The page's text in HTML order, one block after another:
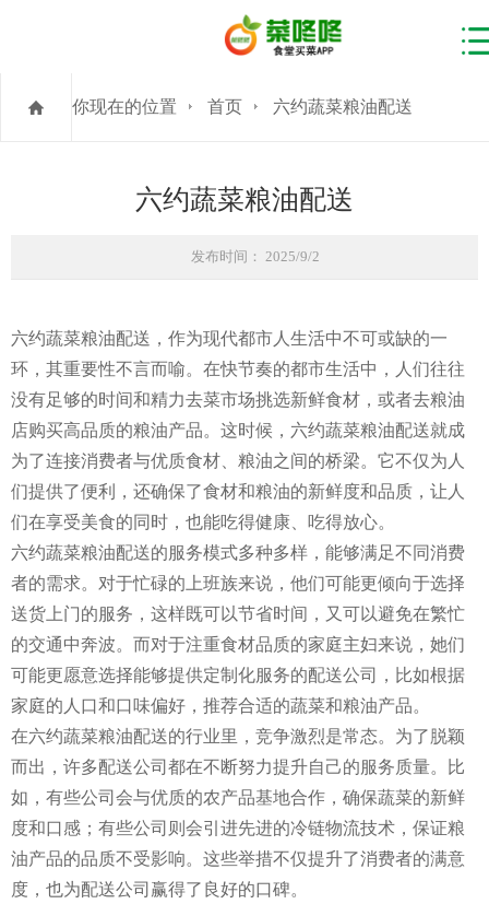
你现在的位置 首页 六约蔬菜粮油配送
六约蔬菜粮油配送
发布时间： 2025/9/2
六约蔬菜粮油配送，作为现代都市人生活中不可或缺的一
环，其重要性不言而喻。在快节奏的都市生活中，人们往往
没有足够的时间和精力去菜市场挑选新鲜食材，或者去粮油
店购买高品质的粮油产品。这时候，六约蔬菜粮油配送就成
为了连接消费者与优质食材、粮油之间的桥梁。它不仅为人
们提供了便利，还确保了食材和粮油的新鲜度和品质，让人
们在享受美食的同时，也能吃得健康、吃得放心。
六约蔬菜粮油配送的服务模式多种多样，能够满足不同消费
者的需求。对于忙碌的上班族来说，他们可能更倾向于选择
送货上门的服务，这样既可以节省时间，又可以避免在繁忙
的交通中奔波。而对于注重食材品质的家庭主妇来说，她们
可能更愿意选择能够提供定制化服务的配送公司，比如根据
家庭的人口和口味偏好，推荐合适的蔬菜和粮油产品。
在六约蔬菜粮油配送的行业里，竞争激烈是常态。为了脱颖
而出，许多配送公司都在不断努力提升自己的服务质量。比
如，有些公司会与优质的农产品基地合作，确保蔬菜的新鲜
度和口感；有些公司则会引进先进的冷链物流技术，保证粮
油产品的品质不受影响。这些举措不仅提升了消费者的满意
度，也为配送公司赢得了良好的口碑。